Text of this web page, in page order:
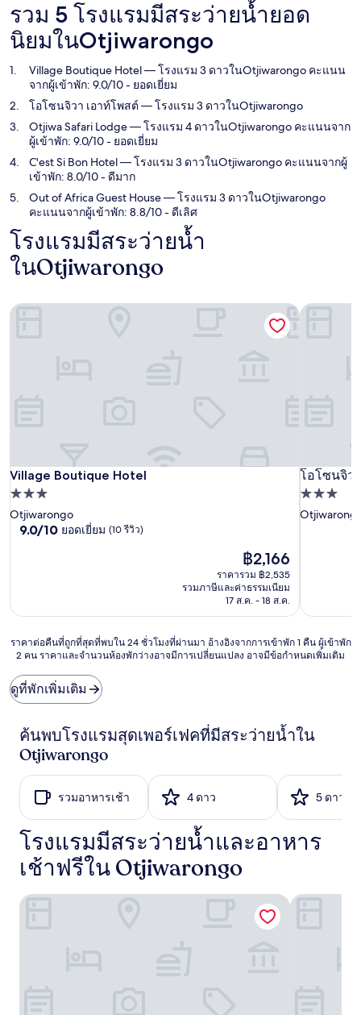
รวม 5 โรงแรมมีสระว่ายน้ำยอด
นิยมในOtjiwarongo
Village Boutique Hotel— โรงแรม 3 ดาวในOtjiwarongo คะแนน
จากผู้เข้าพัก: 9.0/10 - ยอดเยี่ยม
โอโซนจิวา เอาท์โพสต์ — โรงแรม 3 ดาวในOtjiwarongo
Otjiwa Safari Lodge— โรงแรม 4 ดาวในOtjiwarongo คะแนนจาก
ผู้เข้าพัก: 9.0/10 - ยอดเยี่ยม
C'est Si Bon Hotel— โรงแรม 3 ดาวในOtjiwarongo คะแนนจากผู้
เข้าพัก: 8.0/10 - ดีมาก
Out of Africa Guest House— โรงแรม 3 ดาวในOtjiwarongo
คะแนนจากผู้เข้าพัก: 8.8/10 - ดีเลิศ
โรงแรมมีสระว่ายน้ำ
ในOtjiwarongo
Village Boutique Hotel
Village Boutique Hotel
ที่พัก
3.0
ดาว
Otjiwarongo
9.0
รีวิว)
9.0/10 ยอดเยี่ยม (10 รีวิว)
ราคา
ปัจจุบัน
คือ
฿2,166
฿2,166
ราคารวม ฿2,535
รวมภาษีและค่าธรรมเนียม
17 ส.ค. - 18 ส.ค.
Village Boutique Hotel
โอโซนจิว
โอโซนจิว
ที่พัก
3.0
โอโซนจิว
ราคา
ต่อ
ที่
ถูก
พบใน
24
ชั่วโมง
มา
อ้างอิง
จาก
การ
เข้า
ราคาต่อคืนที่ถูกที่สุดที่พบใน 24 ชั่วโมงที่ผ่านมา อ้างอิงจากการเข้าพัก 1 คืน ผู้เข้าพัก
2 คน ราคาและจำนวนห้องพักว่างอาจมีการเปลี่ยนแปลง อาจมีข้อกำหนดเพิ่มเติม
ดูที่พักเพิ่มเติม
ค้นพบโรงแรมสุดเพอร์เฟคที่มีสระว่ายน้ำใน
Otjiwarongo
รวมอาหารเช้า 4 ดาว 5 ดาว
โรงแรมมีสระว่ายน้ำและอาหาร
เช้าฟรีใน Otjiwarongo
Village Boutique Hotel โอโซนจิวา